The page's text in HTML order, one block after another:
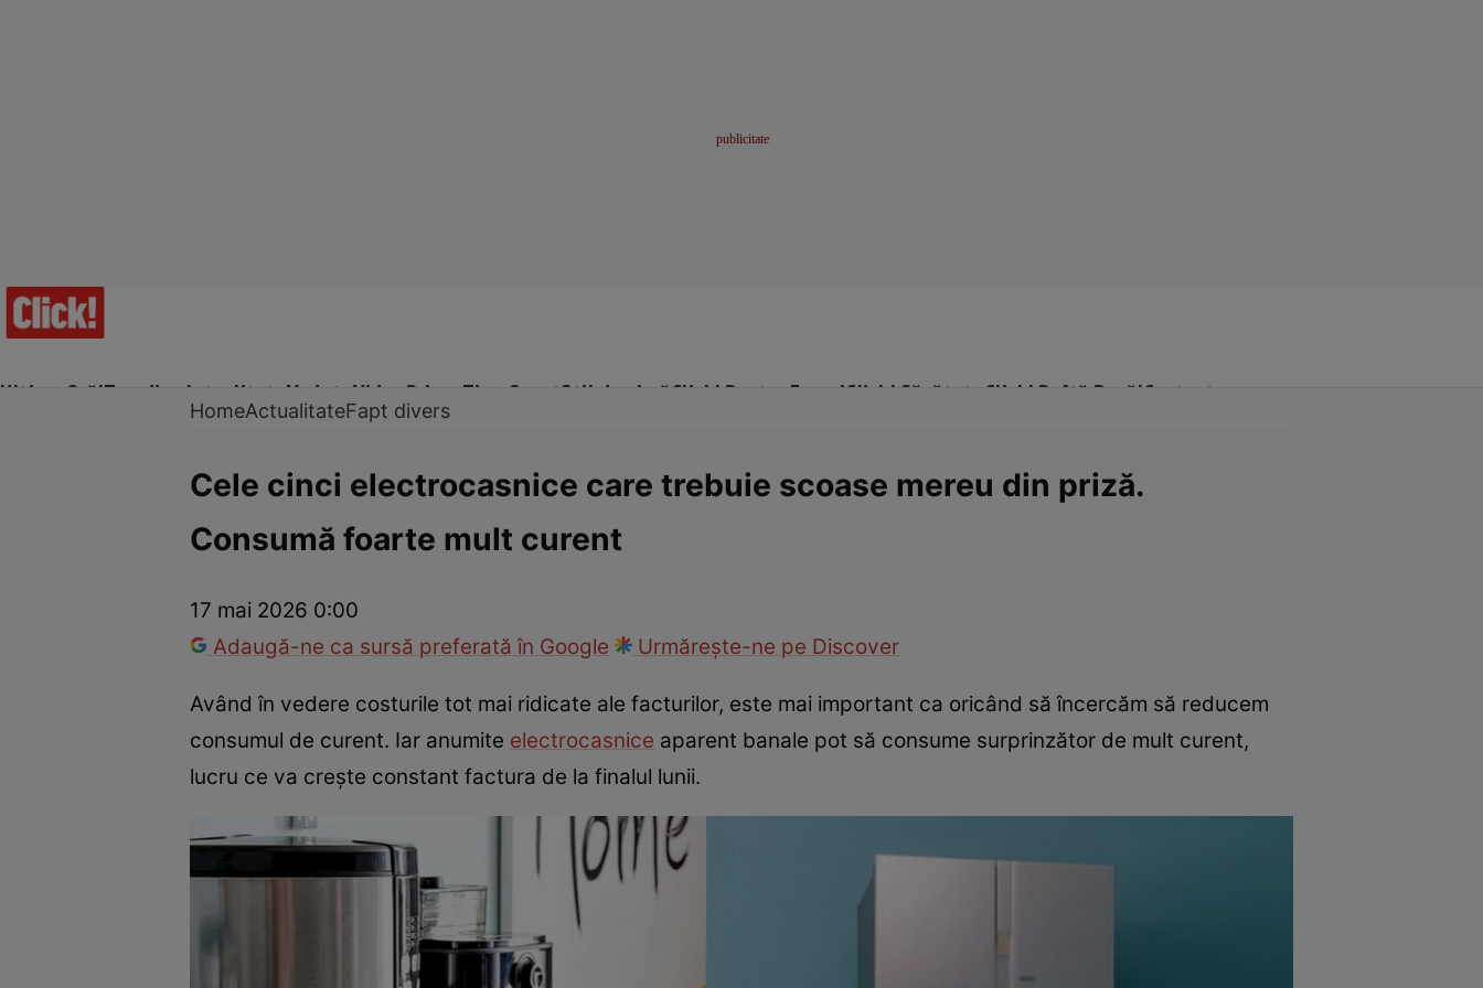
Ultima Oră!Trending Actualitate Vedete Video Prime Time SportStil de viațăClick! Pentru FemeiClick! Sănătate Click! Poftă Bună!Contact
InternaționalFapt divers TehnologieNaționalSport
HomeActualitateFapt divers
Cele cinci electrocasnice care trebuie scoase mereu din priză.
Consumă foarte mult curent
17 mai 2026 0:00
Adaugă-ne ca sursă preferată în Google
Urmărește-ne pe Discover
Având în vedere costurile tot mai ridicate ale facturilor, este mai important ca oricând să încercăm să reducem
consumul de curent. Iar anumite electrocasnice aparent banale pot să consume surprinzător de mult curent,
lucru ce va crește constant factura de la finalul lunii.